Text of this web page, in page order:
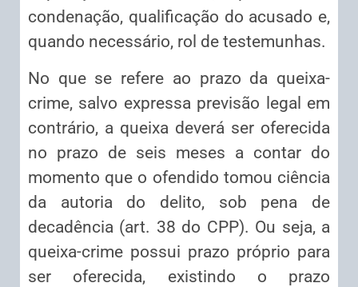
condenação, qualificação do acusado e,
quando necessário, rol de testemunhas.
No que se refere ao prazo da queixa-
crime, salvo expressa previsão legal em
contrário, a queixa deverá ser oferecida
no prazo de seis meses a contar do
momento que o ofendido tomou ciência
da autoria do delito, sob pena de
decadência (art. 38 do CPP). Ou seja, a
queixa-crime possui prazo próprio para
ser oferecida, existindo o prazo